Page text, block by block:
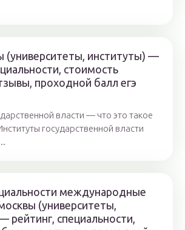
(университеты, институты) —
стоимость
проходной балл егэ
власти — что это такое
государственной власти
международные
(университеты,
рейтинг, специальности,